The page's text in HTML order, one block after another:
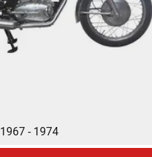
1967 - 1974